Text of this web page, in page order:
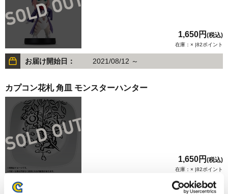
1,650円 (税込)
在庫：× |82ポイント
お届け開始日： 2021/08/12 ～
カプコン花札 角皿 モンスターハンター
1,650円 (税込)
在庫：× |82ポイント